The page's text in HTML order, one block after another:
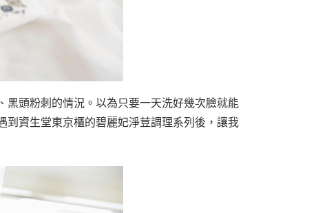
頭粉刺的情況。以為只要一天洗好幾次臉就能
資生堂東京櫃的碧麗妃淨荳調理系列後，讓我